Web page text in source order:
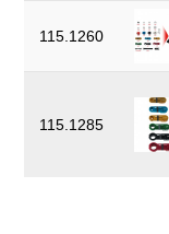
115.1260
115.1285